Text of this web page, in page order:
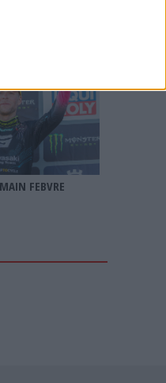
FEBVRE